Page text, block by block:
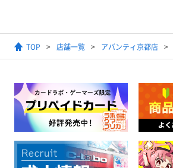
TOP 店舗一覧 アバンティ京都店